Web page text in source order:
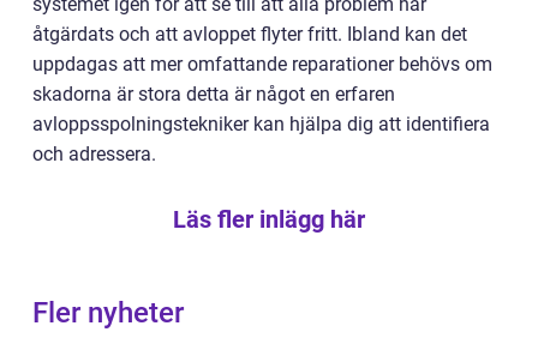
systemet igen för att se till att alla problem har
åtgärdats och att avloppet flyter fritt. Ibland kan det
uppdagas att mer omfattande reparationer behövs om
skadorna är stora detta är något en erfaren
avloppsspolningstekniker kan hjälpa dig att identifiera
och adressera.
Läs fler inlägg här
Fler nyheter